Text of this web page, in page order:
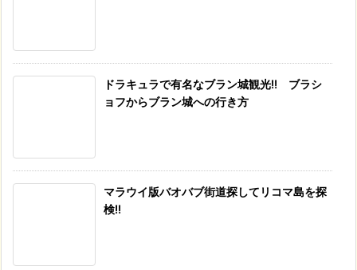
ドラキュラで有名なブラン城観光!! ブラシ
ョフからブラン城への行き方
マラウイ版バオバブ街道探してリコマ島を探
検!!